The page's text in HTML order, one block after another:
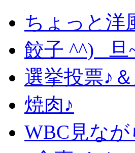
ちょっと洋
餃子 ^^) _旦
選挙投票♪
焼肉♪
WBC見な